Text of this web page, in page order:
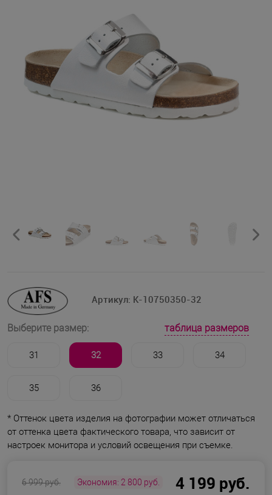
Артикул: K-10750350-32
Выберите размер: таблица размеров
31 32 33 34
35 36
* Оттенок цвета изделия на фотографии может отличаться
от оттенка цвета фактического товара, что зависит от
настроек монитора и условий освещения при съемке.
4 199 руб.
6 999 руб. Экономия: 2 800 руб.